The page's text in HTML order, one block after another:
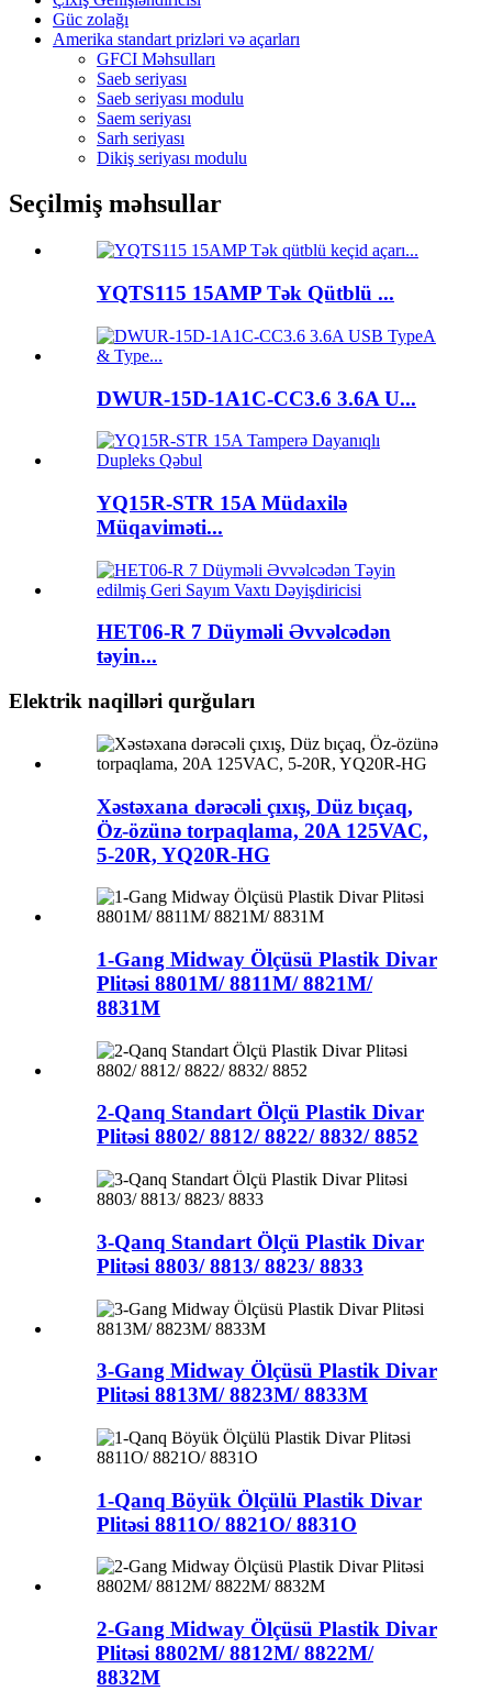
Güc zolağı
Amerika standart prizləri və açarları
GFCI Məhsulları
Saeb seriyası
Saeb seriyası modulu
Saem seriyası
Sarh seriyası
Dikiş seriyası modulu
Seçilmiş məhsullar
YQTS115 15AMP Tək Qütblü ...
DWUR-15D-1A1C-CC3.6 3.6A U...
YQ15R-STR 15A Müdaxilə
Müqaviməti...
HET06-R 7 Düyməli Əvvəlcədən
təyin...
Elektrik naqilləri qurğuları
Xəstəxana dərəcəli çıxış, Düz bıçaq,
Öz-özünə torpaqlama, 20A 125VAC,
5-20R, YQ20R-HG
1-Gang Midway Ölçüsü Plastik Divar
Plitəsi 8801M/ 8811M/ 8821M/
8831M
2-Qanq Standart Ölçü Plastik Divar
Plitəsi 8802/ 8812/ 8822/ 8832/ 8852
3-Qanq Standart Ölçü Plastik Divar
Plitəsi 8803/ 8813/ 8823/ 8833
3-Gang Midway Ölçüsü Plastik Divar
Plitəsi 8813M/ 8823M/ 8833M
1-Qanq Böyük Ölçülü Plastik Divar
Plitəsi 8811O/ 8821O/ 8831O
2-Gang Midway Ölçüsü Plastik Divar
Plitəsi 8802M/ 8812M/ 8822M/
8832M